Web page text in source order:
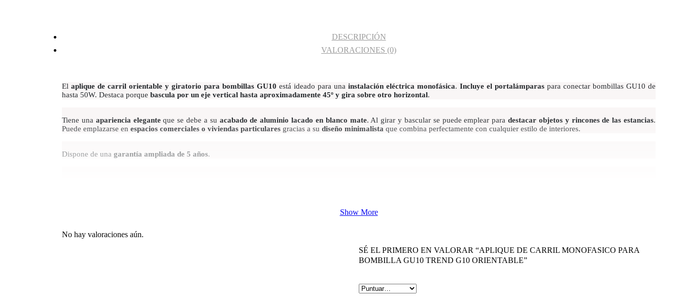
DESCRIPCIÓN
VALORACIONES (0)
El aplique de carril orientable y giratorio para bombillas GU10 está ideado para una instalación eléctrica monofásica. Incluye el portalámparas para conectar bombillas GU10 de
hasta 50W. Destaca porque bascula por un eje vertical hasta aproximadamente 45º y gira sobre otro horizontal.
Tiene una apariencia eleganteque se debe a su acabado de aluminio lacado en blanco mate. Al girar y bascular se puede emplear para destacar objetos y rincones de las estancias.
Puede emplazarse en espacios comerciales o viviendas particulares gracias a su diseño minimalista que combina perfectamente con cualquier estilo de interiores.
Dispone de una garantía ampliada de 5 años.
Show More
No hay valoraciones aún.
SÉ EL PRIMERO EN VALORAR “APLIQUE DE CARRIL MONOFASICO PARA
BOMBILLA GU10 TREND G10 ORIENTABLE”